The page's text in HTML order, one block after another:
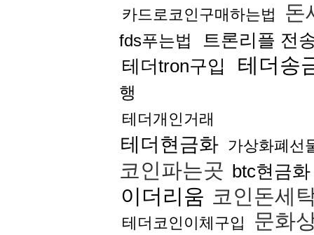
카드로코인구매하는법
돈
fds푸는법
트론리플 전
테더tron구입
테더송
행
테더개인거래
테더현금화 가상화폐선
코인파는곳 btc현금화
이더리움 코인돈세
테더코인이체구입 문화